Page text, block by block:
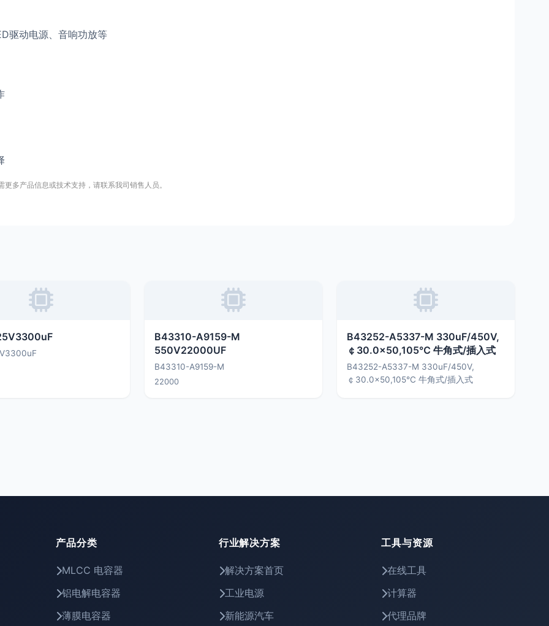
驱动电源、音响功放等
多产品信息或技术支持，请联系我司销售人员。
B43310-A9159-M
550V22000UF
B43310-A9159-M
22000
B43252-A5337-M 330uF/450V,
￠30.0×50,105℃ 牛角式/插入式
B43252-A5337-M 330uF/450V,
￠30.0×50,105℃ 牛角式/插入式
产品分类
MLCC 电容器
铝电解电容器
薄膜电容器
行业解决方案
解决方案首页
工业电源
新能源汽车
工具与资源
在线工具
计算器
代理品牌